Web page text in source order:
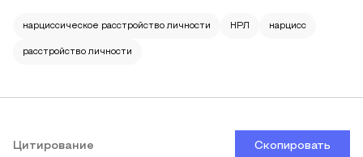
нарциссическое расстройство личности НРЛ нарцисс
расстройство личности
Цитирование Скопировать